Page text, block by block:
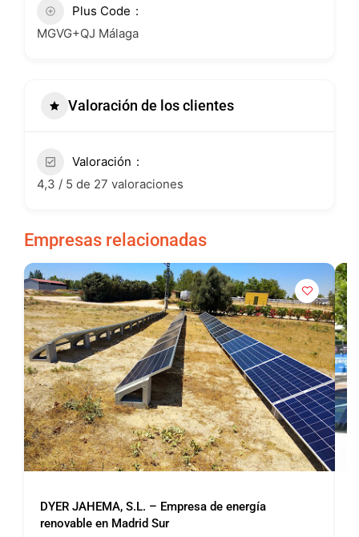
Plus Code
MGVG+QJ Málaga
Valoración de los clientes
Valoración
4,3 / 5 de 27 valoraciones
Empresas relacionadas
DYER JAHEMA, S.L. – Empresa de energía
renovable en Madrid Sur